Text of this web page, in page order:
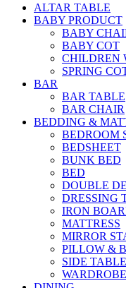
ALTAR TABLE
BABY PRODUCT
BABY
BABY COT
CHILDREN
SPRING
BAR
BAR TABLE
BAR CHAIR
BEDDING &
BEDROOM
BEDSHEET
BUNK BED
BED
DOUBLE
DRESSING
IRON
MATTRESS
MIRROR
PILLOW &
SIDE TABLE
WARDROBE